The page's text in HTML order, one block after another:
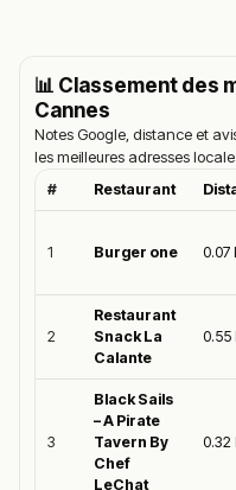
📊 Classement des
Cannes
Notes Google, distance et
les meilleures adresses
# Restaurant
1 Burger one 0.07
2
Restaurant
Snack La
Calante
0.55
3
Black Sails
– A Pirate
Tavern By
Chef
LeChat
0.32